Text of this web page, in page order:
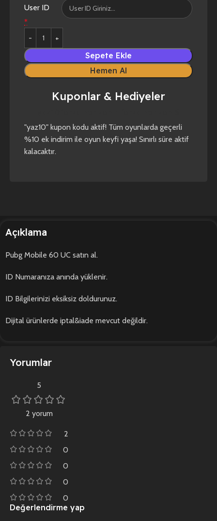
User ID
*
Sepete Ekle
Hemen Al
Kuponlar & Hediyeler
"yaz10" kupon kodu aktif! Tüm oyunlarda geçerli
%10 ek indirim ile oyun keyfi yaşa! Sınırlı süre aktif
kalacaktır.
Açıklama
Pubg Mobile 60 UC satın al.
ID Numaranıza anında yüklenir.
ID Bilgilerinizi eksiksiz doldurunuz.
Dijital ürünlerde iptal&iade mevcut değildir.
Yorumlar
5
2 yorum
2
0
0
0
0
Değerlendirme yap